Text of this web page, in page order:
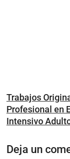
Trabajos
Profesional en
Intensivo
Deja un